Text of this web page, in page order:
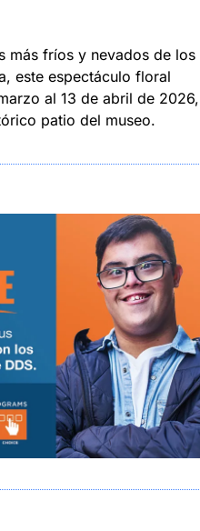
más fríos y nevados de los
este espectáculo floral
al 13 de abril de 2026,
patio del museo.